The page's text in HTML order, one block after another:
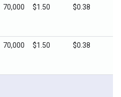
70,000 $1.50 $0.38
70,000 $1.50 $0.38